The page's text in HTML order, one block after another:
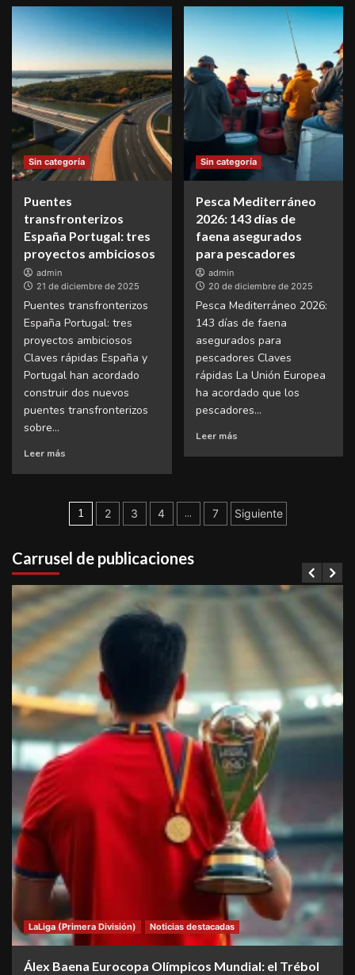
Sin categoría
Puentes
transfronterizos
España Portugal: tres
proyectos ambiciosos
admin
21 de diciembre de 2025
Puentes transfronterizos
España Portugal: tres
proyectos ambiciosos
Claves rápidas España y
Portugal han acordado
construir dos nuevos
puentes transfronterizos
sobre...
Leer más
Sin categoría
Pesca Mediterráneo
2026: 143 días de
faena asegurados
para pescadores
admin
20 de diciembre de 2025
Pesca Mediterráneo 2026:
143 días de faena
asegurados para
pescadores Claves
rápidas La Unión Europea
ha acordado que los
pescadores...
Leer más
Paginación
entradas
1 2 3 4 … 7 Siguiente
Carrusel de publicaciones
LaLiga (Primera División) Noticias destacadas
Álex Baena Eurocopa Olímpicos Mundial: el Trébol